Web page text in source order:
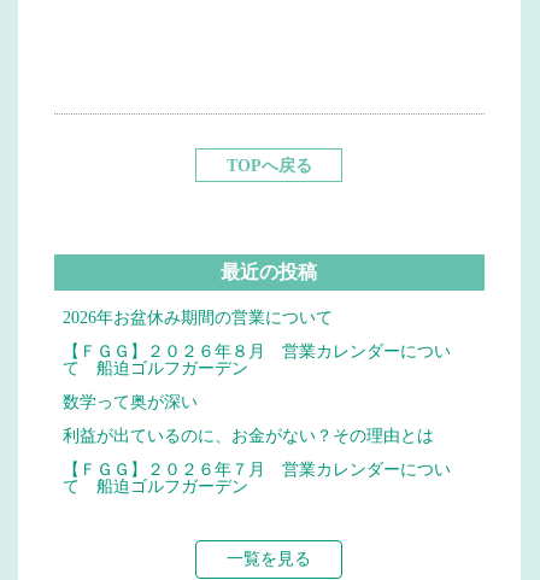
TOPへ戻る
最近の投稿
2026年お盆休み期間の営業について
【ＦＧＧ】２０２６年８月 営業カレンダーについ
て 船迫ゴルフガーデン
数学って奥が深い
利益が出ているのに、お金がない？その理由とは
【ＦＧＧ】２０２６年７月 営業カレンダーについ
て 船迫ゴルフガーデン
一覧を見る